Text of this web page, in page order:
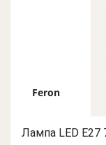
Feron
Лампа LED E27